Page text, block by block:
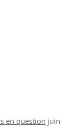
en question juin